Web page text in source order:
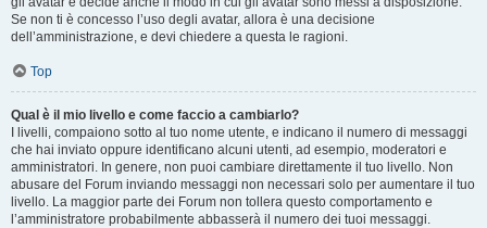
Se non ti è concesso l’uso degli avatar, allora è una decisione
dell’amministrazione, e devi chiedere a questa le ragioni.
Top
Qual è il mio livello e come faccio a cambiarlo?
I livelli, compaiono sotto al tuo nome utente, e indicano il numero di messaggi
che hai inviato oppure identificano alcuni utenti, ad esempio, moderatori e
amministratori. In genere, non puoi cambiare direttamente il tuo livello. Non
abusare del Forum inviando messaggi non necessari solo per aumentare il tuo
livello. La maggior parte dei Forum non tollera questo comportamento e
l’amministratore probabilmente abbasserà il numero dei tuoi messaggi.